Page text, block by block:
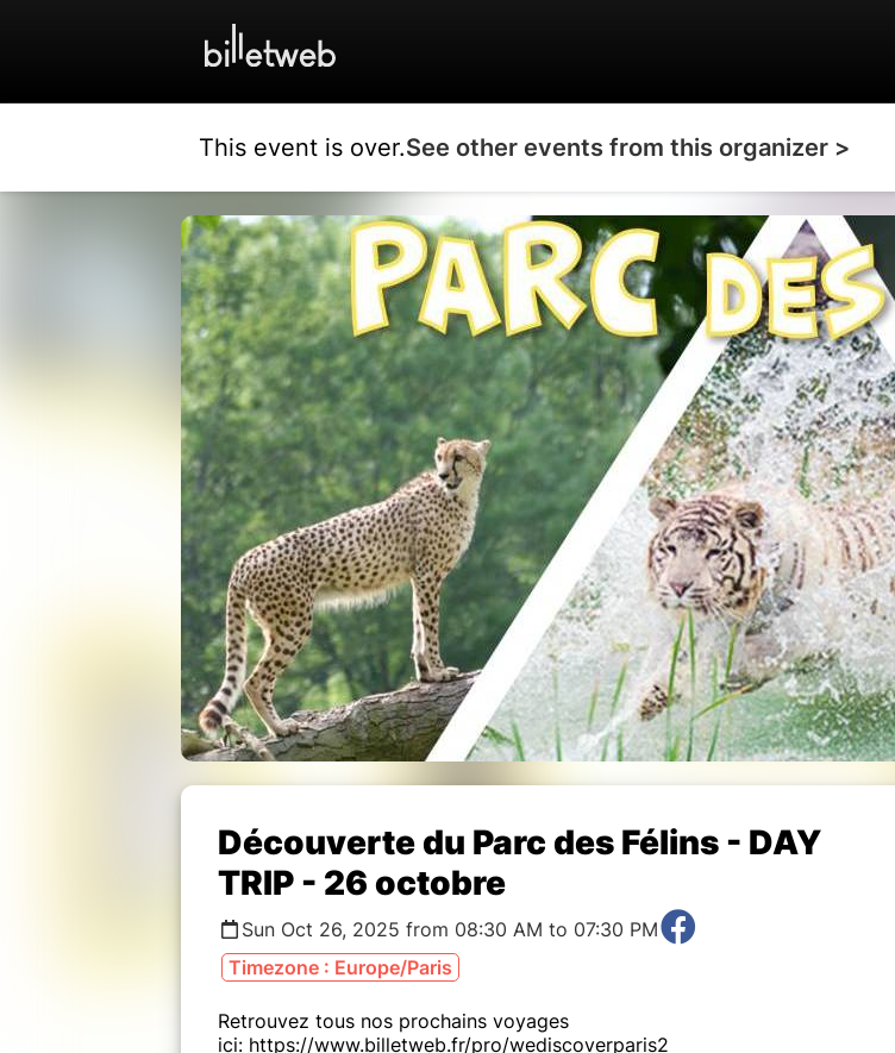
This event is over.See other events from this organizer >
Découverte du Parc des Félins - DAY
TRIP - 26 octobre
Sun Oct 26, 2025 from 08:30 AM to 07:30 PM
Timezone : Europe/Paris
Retrouvez tous nos prochains voyages
ici: https://www.billetweb.fr/pro/wediscoverparis2